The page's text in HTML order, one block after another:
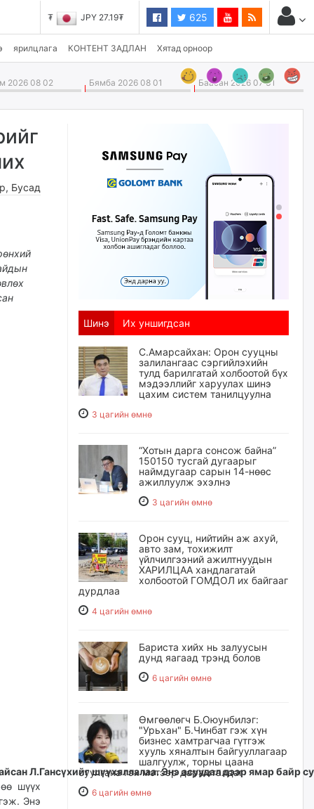
JPY 27.19₮ 625
ярилцлага КОНТЕНТ ЗАДЛАН Хятад орноор
2026 08 02 Бямба 2026 08 01 Баасан 2026 07 31
, Бусад
Л.Гансүхийгшүүхяллалаа.Энэасуудалдээрямарбайр
шүүх
Энэ
Шинэ Их уншигдсан
С.Амарсайхан: Орон сууцны
залилангаас сэргийлэхийн
тулд барилгатай холбоотой бүх
мэдээллийг харуулах шинэ
цахим систем танилцуулна
3 цагийн өмнө
“Хотын дарга сонсож байна”
150150 тусгай дугаарыг
наймдугаар сарын 14-нөөс
ажиллуулж эхэлнэ
3 цагийн өмнө
Орон сууц, нийтийн аж ахуй,
авто зам, тохижилт
үйлчилгээний ажилтнуудын
ХАРИЛЦАА хандлагатай
холбоотой ГОМДОЛ их байгааг
дурдлаа
4 цагийн өмнө
Бариста хийх нь залуусын
дунд яагаад трэнд болов
6 цагийн өмнө
Өмгөөлөгч Б.Оюунбилэг:
"Урьхан" Б.Чинбат гэж хүн
бизнес хамтрагчаа гүтгэж
хууль хяналтын байгууллагаар
шалгуулж, торны цаана
суулгана гэх мэтээр дарамталдаг
6 цагийн өмнө